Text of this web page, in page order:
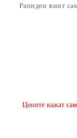
Рапиден винт
​Цените важат